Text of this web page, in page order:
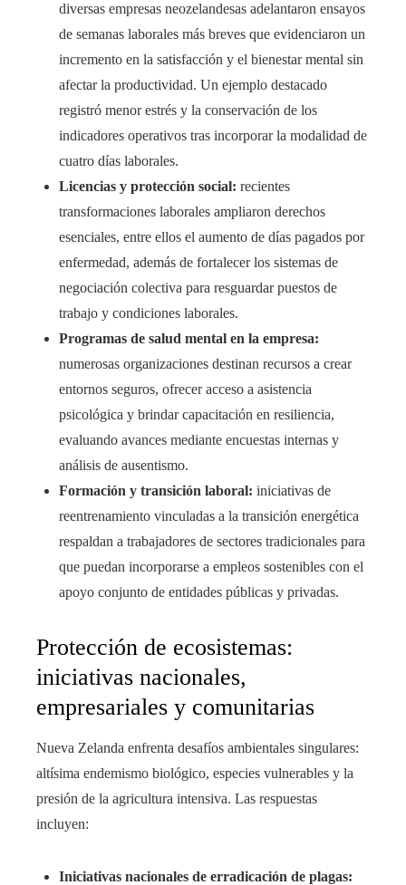
diversas empresas neozelandesas adelantaron ensayos
de semanas laborales más breves que evidenciaron un
incremento en la satisfacción y el bienestar mental sin
afectar la productividad. Un ejemplo destacado
registró menor estrés y la conservación de los
indicadores operativos tras incorporar la modalidad de
cuatro días laborales.
Licencias y protección social: recientes
transformaciones laborales ampliaron derechos
esenciales, entre ellos el aumento de días pagados por
enfermedad, además de fortalecer los sistemas de
negociación colectiva para resguardar puestos de
trabajo y condiciones laborales.
Programas de salud mental en la empresa:
numerosas organizaciones destinan recursos a crear
entornos seguros, ofrecer acceso a asistencia
psicológica y brindar capacitación en resiliencia,
evaluando avances mediante encuestas internas y
análisis de ausentismo.
Formación y transición laboral: iniciativas de
reentrenamiento vinculadas a la transición energética
respaldan a trabajadores de sectores tradicionales para
que puedan incorporarse a empleos sostenibles con el
apoyo conjunto de entidades públicas y privadas.
Protección de ecosistemas:
iniciativas nacionales,
empresariales y comunitarias
Nueva Zelanda enfrenta desafíos ambientales singulares:
altísima endemismo biológico, especies vulnerables y la
presión de la agricultura intensiva. Las respuestas
incluyen:
Iniciativas nacionales de erradicación de plagas: